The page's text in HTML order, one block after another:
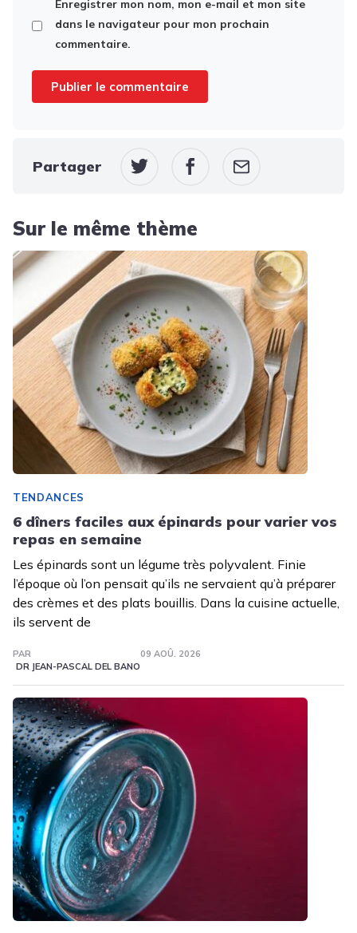
Enregistrer mon nom, mon e-mail et mon site
dans le navigateur pour mon prochain
commentaire.
Partager
Sur le même thème
TENDANCES
6 dîners faciles aux épinards pour varier vos
repas en semaine
Les épinards sont un légume très polyvalent. Finie
l’époque où l’on pensait qu’ils ne servaient qu’à préparer
des crèmes et des plats bouillis. Dans la cuisine actuelle,
ils servent de
PAR
DR JEAN-PASCAL DEL BANO
09 AOÛ. 2026